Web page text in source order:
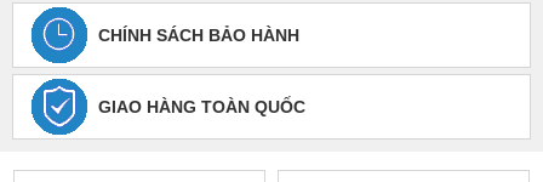
CHÍNH SÁCH BẢO HÀNH
GIAO HÀNG TOÀN QUỐC